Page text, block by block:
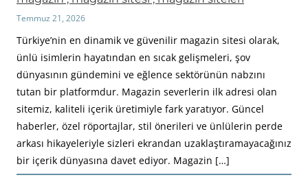
Temmuz 21, 2026
Türkiye’nin en dinamik ve güvenilir magazin sitesi olarak,
ünlü isimlerin hayatından en sıcak gelişmeleri, şov
dünyasının gündemini ve eğlence sektörünün nabzını
tutan bir platformdur. Magazin severlerin ilk adresi olan
sitemiz, kaliteli içerik üretimiyle fark yaratıyor. Güncel
haberler, özel röportajlar, stil önerileri ve ünlülerin perde
arkası hikayeleriyle sizleri ekrandan uzaklaştıramayacağınız
bir içerik dünyasına davet ediyor. Magazin […]